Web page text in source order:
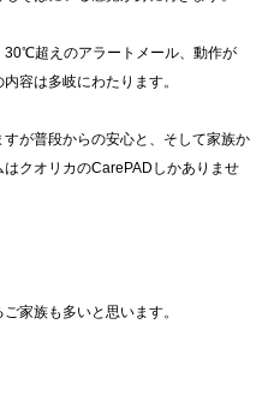
30℃超えのアラートメール、動作が
容は多岐にわたります。
が普段からの安心と、そして家族か
クオリカのCarePADしかありませ
家族も多いと思います。